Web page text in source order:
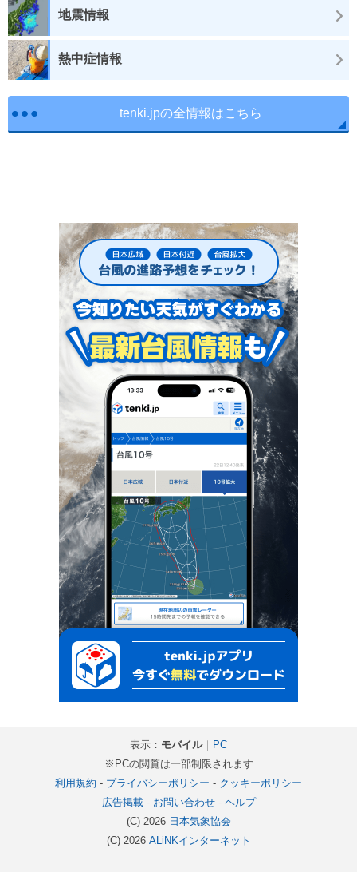
地震情報
熱中症情報
tenki.jpの全情報はこちら
表示： モバイル｜ PC
※PCの閲覧は一部制限されます
利用規約 - プライバシーポリシー - クッキーポリシー
広告掲載- お問い合わせ- ヘルプ
(C) 2026 日本気象協会
(C) 2026 ALiNKインターネット